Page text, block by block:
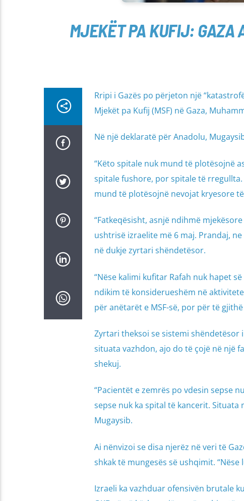
MJEKËT PA KUFIJ: GAZA
Rripi i Gazës po përjeton një
Mjekët pa Kufij (MSF) në Gaza,
Në një deklaratë për Anadolu,
“Këto spitale nuk mund të plotësojnë
spitale fushore, por spitale të
mund të plotësojnë nevojat kryesore
“Fatkeqësisht, asnjë ndihmë
ushtrisë izraelite më 6 maj. Prandaj,
në dukje zyrtari shëndetësor.
“Nëse kalimi kufitar Rafah nuk hapet
ndikim të konsiderueshëm në
për anëtarët e MSF-së, por për të
Zyrtari theksoi se sistemi shëndetësor
situata vazhdon, ajo do të çojë në një
shekuj.
“Pacientët e zemrës po vdesin sepse
sepse nuk ka spital të kancerit.
Mugaysib.
Ai nënvizoi se disa njerëz në veri të
shkak të mungesës së ushqimit.
Izraeli ka vazhduar ofensivën brutale